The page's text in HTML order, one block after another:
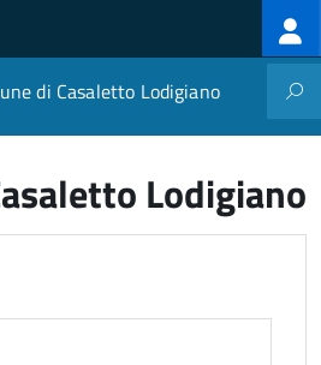
principale
di Casaletto Lodigiano
Lodigiano